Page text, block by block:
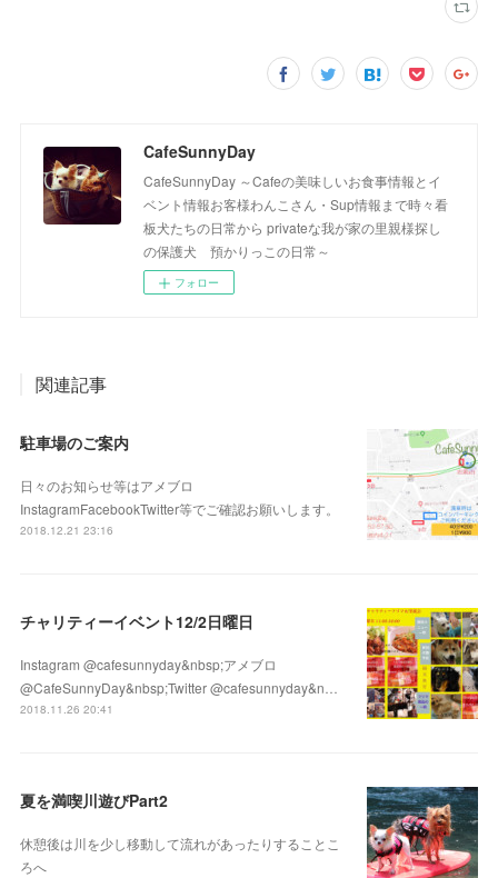
CafeSunnyDay
CafeSunnyDay ～Cafeの美味しいお食事情報とイ
ベント情報お客様わんこさん・Sup情報まで時々看
板犬たちの日常から privateな我が家の里親様探し
の保護犬 預かりっこの日常～
フォロー
関連記事
駐車場のご案内
日々のお知らせ等はアメブロ
InstagramFacebookTwitter等でご確認お願いします。
2018.12.21 23:16
チャリティーイベント12/2日曜日
Instagram @cafesunnyday&nbsp;アメブロ
@CafeSunnyDay&nbsp;Twitter @cafesunnyday&n…
2018.11.26 20:41
夏を満喫川遊びPart2
休憩後は川を少し移動して流れがあったりすることこ
ろへ